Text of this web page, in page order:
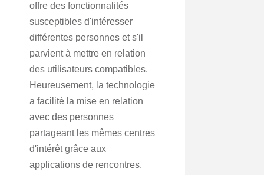
offre des fonctionnalités
susceptibles d'intéresser
différentes personnes et s'il
parvient à mettre en relation
des utilisateurs compatibles.
Heureusement, la technologie
a facilité la mise en relation
avec des personnes
partageant les mêmes centres
d'intérêt grâce aux
applications de rencontres.